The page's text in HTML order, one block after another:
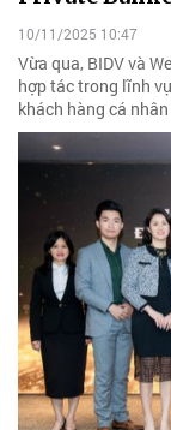
10/11/2025 10:47
Vừa qua, BIDV và
hợp tác trong lĩnh
khách hàng cá